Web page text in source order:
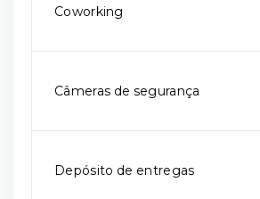
Coworking
Câmeras de segurança
Depósito de entregas